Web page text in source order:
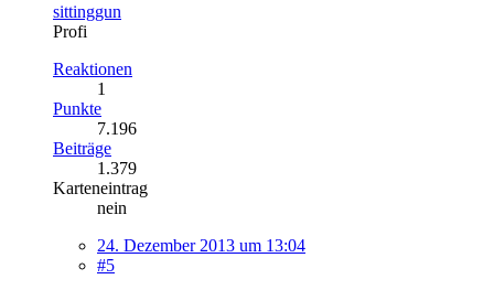
sittinggun
Profi
Reaktionen
1
Punkte
7.196
Beiträge
1.379
Karteneintrag
nein
24. Dezember 2013 um 13:04
#5